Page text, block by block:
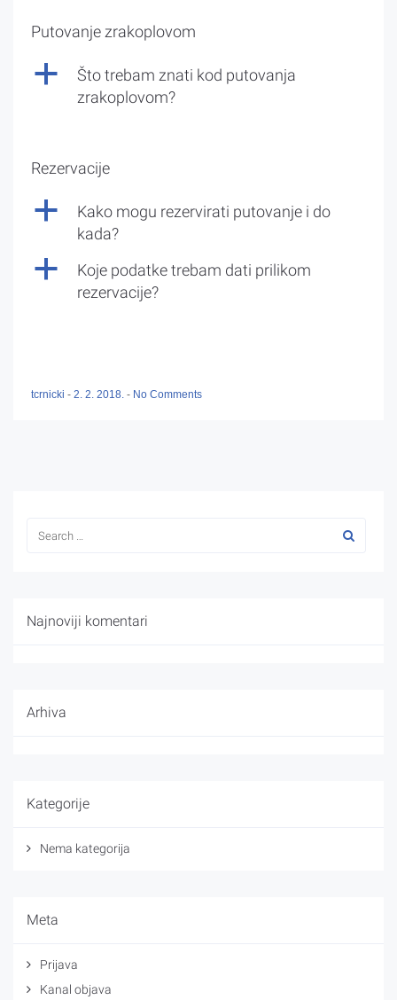
Putovanje zrakoplovom
a
Što trebam znati kod putovanja
zrakoplovom?
Rezervacije
a
Kako mogu rezervirati putovanje i do
kada?
a
Koje podatke trebam dati prilikom
rezervacije?
tcrnicki - 2. 2. 2018. - No Comments
Najnoviji komentari
Arhiva
Kategorije
Nema kategorija
Meta
Prijava
Kanal objava